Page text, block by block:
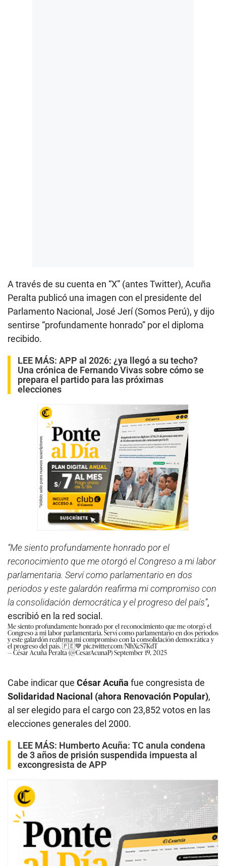
A través de su cuenta en “X” (antes Twitter), Acuña
Peralta publicó una imagen con el presidente del
Parlamento Nacional, José Jerí (Somos Perú), y dijo
sentirse “profundamente honrado” por el diploma
recibido.
LEE MÁS: APP al 2026: ¿ya llegó a su techo?
Una crónica de Fernando Vivas sobre cómo se
prepara el partido para las próximas
elecciones
“Me siento profundamente honrado por el
reconocimiento que me otorgó el Congreso a mi labor
parlamentaria. Serví como parlamentario en dos
periodos y este galardón reafirma mi compromiso con
la consolidación democrática y el progreso del país”,
escribió en la red social.
Me siento profundamente honrado por el reconocimiento que me otorgó el
Congreso a mi labor parlamentaria. Serví como parlamentario en dos periodos
y este galardón reafirma mi compromiso con la consolidación democrática y
el progreso del país. 🇵🇪💙 pic.twitter.com/NlhXcS7KdT
— César Acuña Peralta (@CesarAcunaP)September 19, 2025
Cabe indicar que César Acuña fue congresista de
Solidaridad Nacional (ahora Renovación Popular),
al ser elegido para el cargo con 23,852 votos en las
elecciones generales del 2000.
LEE MÁS: Humberto Acuña: TC anula condena
de 3 años de prisión suspendida impuesta al
excongresista de APP